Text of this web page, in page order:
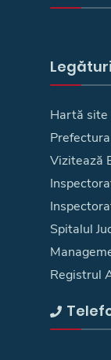
Hartă site
Vizitează
Spitalul
Registrul